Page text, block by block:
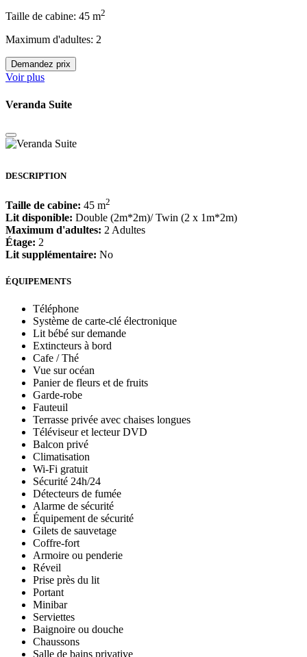
Taille de cabine: 45 m2
Maximum d'adultes: 2
Demandez prix
Voir plus
Veranda Suite
DESCRIPTION
Taille de cabine: 45 m2
Lit disponible: Double (2m*2m)/ Twin (2 x 1m*2m)
Maximum d'adultes: 2 Adultes
Étage: 2
Lit supplémentaire: No
ÉQUIPEMENTS
Téléphone
Système de carte-clé électronique
Lit bébé sur demande
Extincteurs à bord
Cafe / Thé
Vue sur océan
Panier de fleurs et de fruits
Garde-robe
Fauteuil
Terrasse privée avec chaises longues
Téléviseur et lecteur DVD
Balcon privé
Climatisation
Wi-Fi gratuit
Sécurité 24h/24
Détecteurs de fumée
Alarme de sécurité
Équipement de sécurité
Gilets de sauvetage
Coffre-fort
Armoire ou penderie
Réveil
Prise près du lit
Portant
Minibar
Serviettes
Baignoire ou douche
Chaussons
Salle de bains privative